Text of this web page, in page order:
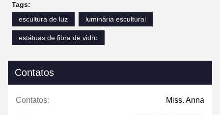
Tags:
escultura de luz
luminária escultural
estátuas de fibra de vidro
Contatos
Contatos: Miss. Anna